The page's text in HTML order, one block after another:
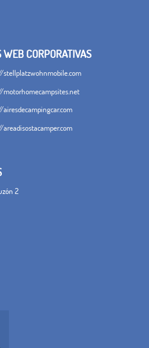
WEB CORPORATIVAS
stellplatzwohnmobile.com
motorhomecampsites.net
2